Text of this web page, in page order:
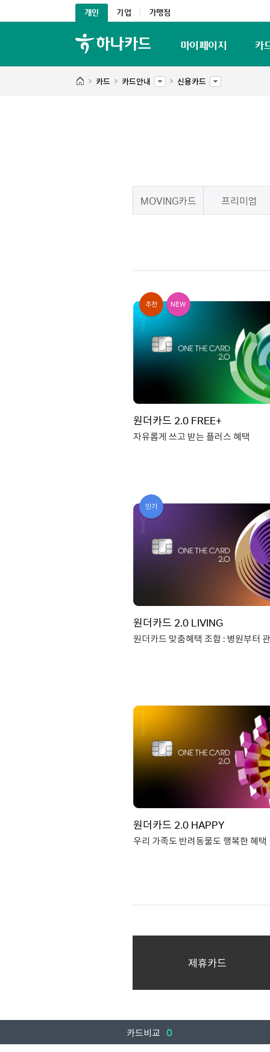
개인 기업 가맹점
마이페이지 카
카드 카드안내 신용카드
MOVING카드 프리미엄
원더카드 2.0 FREE+
자유롭게 쓰고 받는 플러스 혜택
추천 NEW
간편결제 1.2% 할인
쿠팡/슈퍼마켓 2.0% 할인
연회비
국내전용, 국내외겸용
(기본연회비 12,000원 / 제휴연
맞춤혜택조합 원더카드 2.0
제휴연회비는 혜택플러스 선
비교함에 담기
상세보기 카드신청
원더카드 2.0 LIVING
인기
병원&약국 10% 할인
연회비
국내전용,국내외겸용
(기본연회비 12,000원 /제휴연
맞춤혜택조합 원더카드 2.0
제휴연회비
제휴연회비는 혜택플러스 선
비교함에 담기
상세보기 카드신청
원더카드 2.0 HAPPY
우리 가족도 반려동물도 행복한 혜택
간편결제 5% 할인
국내전용,국내외겸용
HAPPY 연회비 : 기본연
제휴연회비는 혜택플러스 선
제휴카드
카드비교 0